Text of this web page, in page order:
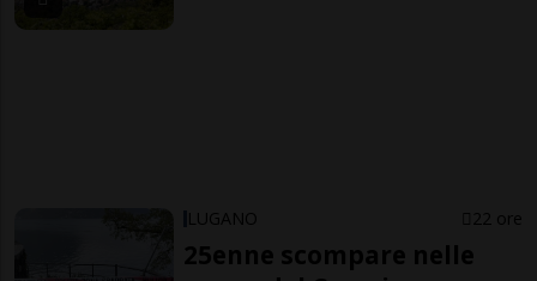
LUGANO 22 ore
25enne scompare nelle